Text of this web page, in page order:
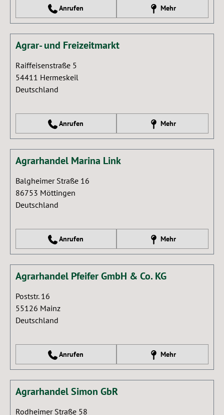
Anrufen Mehr
Agrar- und Freizeitmarkt
Raiffeisenstraße 5
54411 Hermeskeil
Deutschland
Anrufen Mehr
Agrarhandel Marina Link
Balgheimer Straße 16
86753 Möttingen
Deutschland
Anrufen Mehr
Agrarhandel Pfeifer GmbH & Co. KG
Poststr. 16
55126 Mainz
Deutschland
Anrufen Mehr
Agrarhandel Simon GbR
Rodheimer Straße 58